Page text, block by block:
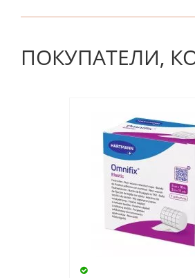
К настоящему времени нет
ПОКУПАТЕЛИ,